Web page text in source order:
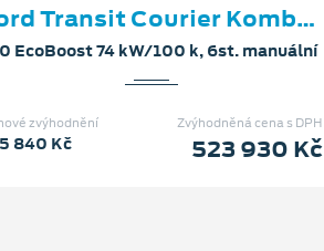
Ford Transit Courier Kombi N1 Trend L1
EcoBoost 74 kW/100 k, 6st. manuální
Zvýhodněná cena s DPH
523 930 Kč
zvýhodnění
840 Kč